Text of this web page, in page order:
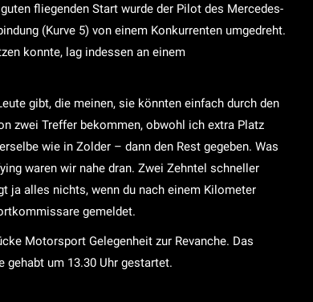
fliegenden Start wurde der Pilot des Mercedes-
(Kurve 5) von einem Konkurrenten umgedreht.
konnte, lag indessen an einem
gibt, die meinen, sie könnten einfach durch den
zwei Treffer bekommen, obwohl ich extra Platz
wie in Zolder – dann den Rest gegeben. Was
waren wir nahe dran. Zwei Zehntel schneller
ja alles nichts, wenn du nach einem Kilometer
gemeldet.
Motorsport Gelegenheit zur Revanche. Das
gehabt um 13.30 Uhr gestartet.